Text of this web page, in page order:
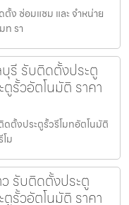
ง ซ่อมแซม และ จำหน่าย
ท รา
บุรี รับติดตั้งประตู
รั้วอัตโนมัติ ราคา
ดตั้งประตูรั้วรีโมทอัตโนมัติ
ม
รับติดตั้งประตู
รั้วอัตโนมัติ ราคา